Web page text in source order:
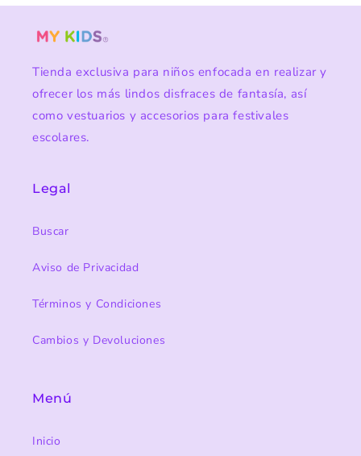
Tienda exclusiva para niños enfocada en realizar y
ofrecer los más lindos disfraces de fantasía, así
como vestuarios y accesorios para festivales
escolares.
Legal
Buscar
Aviso de Privacidad
Términos y Condiciones
Cambios y Devoluciones
Menú
Inicio